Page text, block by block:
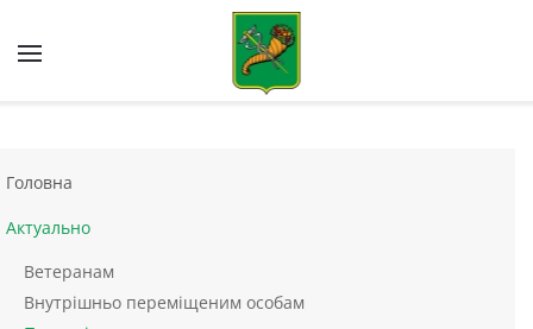
Skip to main content
Головна
Актуально
Ветеранам
Внутрішньо переміщеним особам